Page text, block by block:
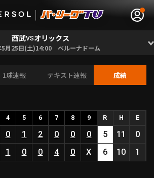
登録 ログイン
西武VSオリックス
5月25日(土)14:00 ベルーナドーム
1球速報 テキスト速報 成績
4 5 6 7 8 9 R H E
0 1 2 0 0 0 5 11
0
1 0 0 4 0 X 6 10 1